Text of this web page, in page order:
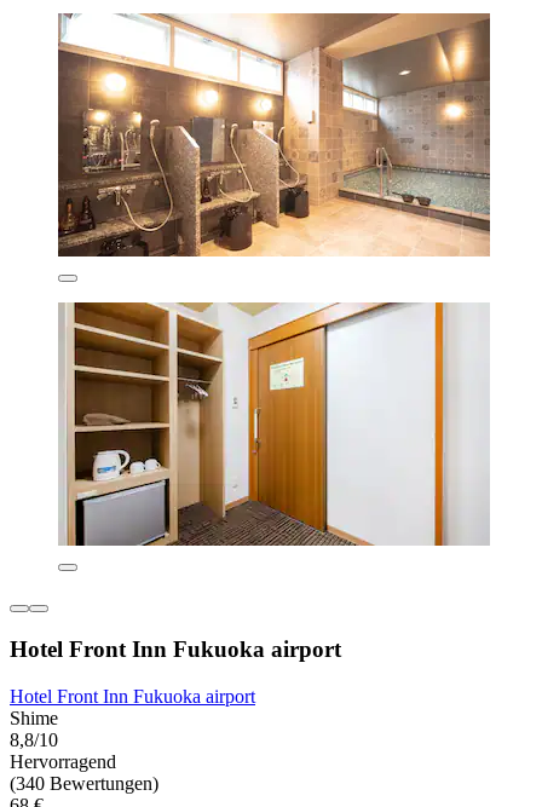
Hotel Front Inn Fukuoka airport
Hotel Front Inn Fukuoka airport
Shime
8,8/10
Hervorragend
(340 Bewertungen)